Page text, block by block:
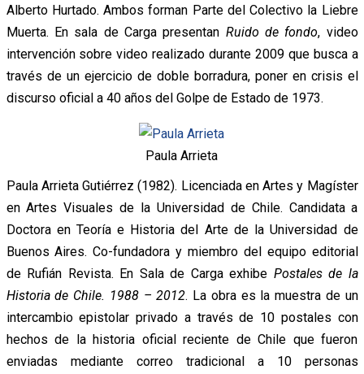
Alberto Hurtado. Ambos forman Parte del Colectivo la Liebre
Muerta. En sala de Carga presentan Ruido de fondo, video
intervención sobre video realizado durante 2009 que busca a
través de un ejercicio de doble borradura, poner en crisis el
discurso oficial a 40 años del Golpe de Estado de 1973.
Paula Arrieta
Paula Arrieta Gutiérrez (1982). Licenciada en Artes y Magíster
en Artes Visuales de la Universidad de Chile. Candidata a
Doctora en Teoría e Historia del Arte de la Universidad de
Buenos Aires. Co-fundadora y miembro del equipo editorial
de Rufián Revista. En Sala de Carga exhibe Postales de la
Historia de Chile. 1988 – 2012. La obra es la muestra de un
intercambio epistolar privado a través de 10 postales con
hechos de la historia oficial reciente de Chile que fueron
enviadas mediante correo tradicional a 10 personas